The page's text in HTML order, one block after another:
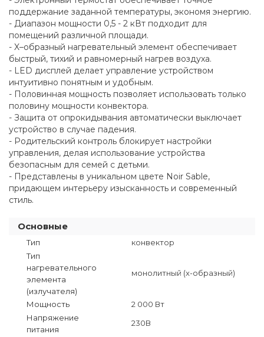
поддержание заданной температуры, экономя энергию.
- Диапазон мощности 0,5 - 2 кВт подходит для
помещений различной площади.
- X–образный нагревательный элемент обеспечивает
быстрый, тихий и равномерный нагрев воздуха.
- LED дисплей делает управление устройством
интуитивно понятным и удобным.
- Половинная мощность позволяет использовать только
половину мощности конвектора.
- Защита от опрокидывания автоматически выключает
устройство в случае падения.
- Родительский контроль блокирует настройки
управления, делая использование устройства
безопасным для семей с детьми.
- Представлены в уникальном цвете Noir Sable,
придающем интерьеру изысканность и современный
стиль.
Основные
Тип
конвектор
Тип
нагревательного
элемента
(излучателя)
монолитный (x-образный)
Мощность
2 000 Вт
Напряжение
питания
230В